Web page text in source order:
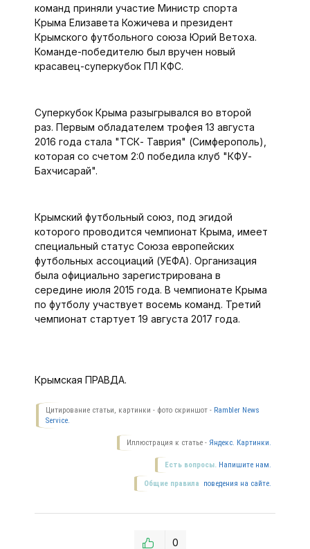
команд приняли участие Министр спорта
Крыма Елизавета Кожичева и президент
Крымского футбольного союза Юрий Ветоха.
Команде-победителю был вручен новый
красавец-суперкубок ПЛ КФС.
Суперкубок Крыма разыгрывался во второй
раз. Первым обладателем трофея 13 августа
2016 года стала "ТСК- Таврия" (Симферополь),
которая со счетом 2:0 победила клуб "КФУ-
Бахчисарай".
Крымский футбольный союз, под эгидой
которого проводится чемпионат Крыма, имеет
специальный статус Союза европейских
футбольных ассоциаций (УЕФА). Организация
была официально зарегистрирована в
середине июля 2015 года. В чемпионате Крыма
по футболу участвует восемь команд. Третий
чемпионат стартует 19 августа 2017 года.
Крымская ПРАВДА.
Цитирование статьи, картинки - фото скриншот - Rambler News
Service.
Иллюстрация к статье - Яндекс. Картинки.
Есть вопросы. Напишите нам.
Общие правила поведения на сайте.
0